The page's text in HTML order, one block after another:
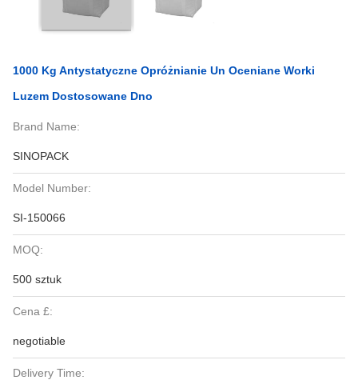
1000 Kg Antystatyczne Opróżnianie Un Oceniane Worki
Luzem Dostosowane Dno
Brand Name:
SINOPACK
Model Number:
SI-150066
MOQ:
500 sztuk
Cena £:
negotiable
Delivery Time: